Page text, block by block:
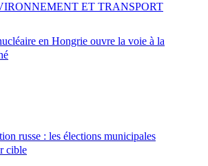
en Hongrie ouvre la voie à la
ET TRANSPORT
russe : les élections municipales
cible